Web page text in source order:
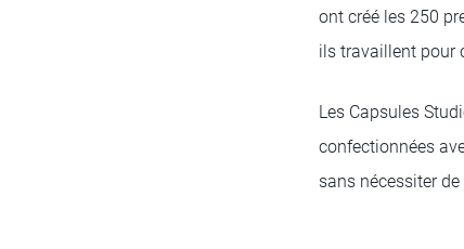
ont créé les 250
ils travaillent pour
Les Capsules
confectionnées
sans nécessiter